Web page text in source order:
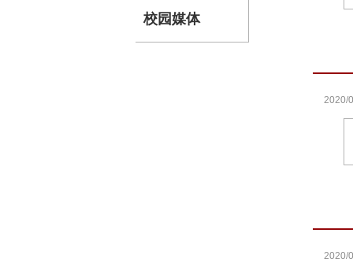
校园媒体
2020/
2020/